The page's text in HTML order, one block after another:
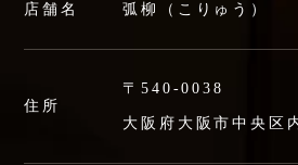
店舗名 弧柳（こりゅう）
住所
〒540-0038
大阪府大阪市中央区